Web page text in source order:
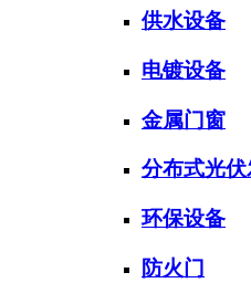
供水设备
电镀设备
金属门窗
分布式光
环保设备
防火门